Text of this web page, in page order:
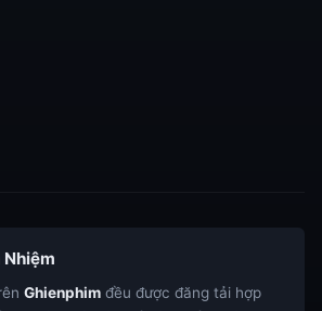
Ghienphim đều được đăng tải hợp